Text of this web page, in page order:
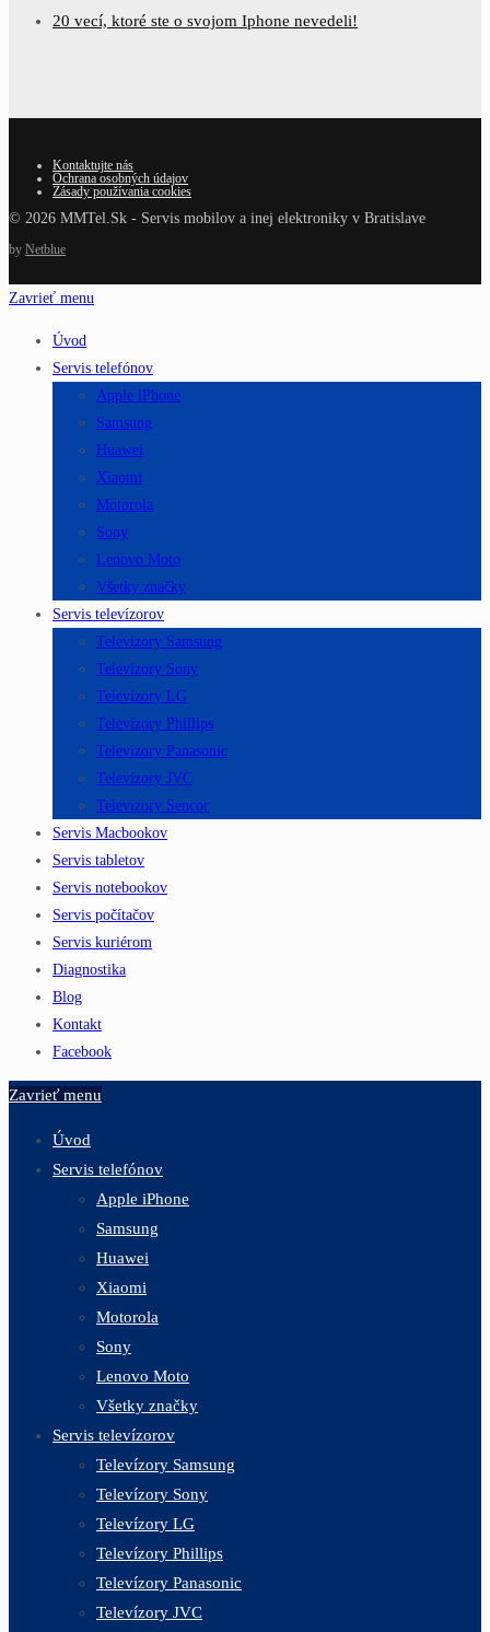
20 vecí, ktoré ste o svojom Iphone nevedeli!
Kontaktujte nás
Ochrana osobných údajov
Zásady používania cookies
© 2026 MMTel.Sk - Servis mobilov a inej elektroniky v Bratislave
by Netblue
Zavrieť menu
Úvod
Servis telefónov
Apple iPhone
Samsung
Huawei
Xiaomi
Motorola
Sony
Lenovo Moto
Všetky značky
Servis televízorov
Televízory Samsung
Televízory Sony
Televízory LG
Televízory Phillips
Televízory Panasonic
Televízory JVC
Televízory Sencor
Servis Macbookov
Servis tabletov
Servis notebookov
Servis počítačov
Servis kuriérom
Diagnostika
Blog
Kontakt
Facebook
Zavrieť menu
Úvod
Servis telefónov
Apple iPhone
Samsung
Huawei
Xiaomi
Motorola
Sony
Lenovo Moto
Všetky značky
Servis televízorov
Televízory Samsung
Televízory Sony
Televízory LG
Televízory Phillips
Televízory Panasonic
Televízory JVC